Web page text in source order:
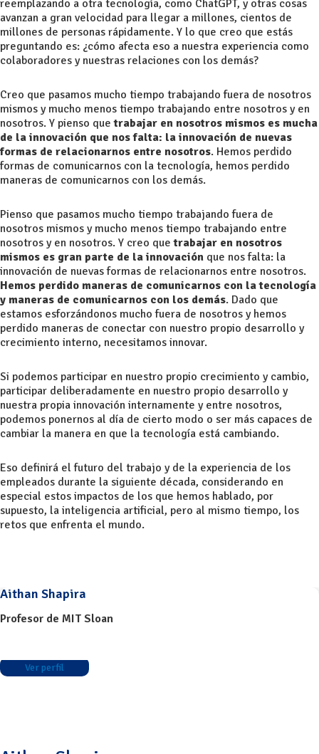
reemplazando a otra tecnología, como ChatGPT, y otras cosas
avanzan a gran velocidad para llegar a millones, cientos de
millones de personas rápidamente. Y lo que creo que estás
preguntando es: ¿cómo afecta eso a nuestra experiencia como
colaboradores y nuestras relaciones con los demás?
Creo que pasamos mucho tiempo trabajando fuera de nosotros
mismos y mucho menos tiempo trabajando entre nosotros y en
nosotros. Y pienso que trabajar en nosotros mismos es mucha
de la innovación que nos falta: la innovación de nuevas
formas de relacionarnos entre nosotros. Hemos perdido
formas de comunicarnos con la tecnología, hemos perdido
maneras de comunicarnos con los demás.
Pienso que pasamos mucho tiempo trabajando fuera de
nosotros mismos y mucho menos tiempo trabajando entre
nosotros y en nosotros. Y creo quetrabajar en nosotros
mismos es gran parte de la innovación que nos falta: la
innovación de nuevas formas de relacionarnos entre nosotros.
Hemos perdido maneras de comunicarnos con la tecnología
y maneras de comunicarnos con los demás. Dado que
estamos esforzándonos mucho fuera de nosotros y hemos
perdido maneras de conectar con nuestro propio desarrollo y
crecimiento interno, necesitamos innovar.
Si podemos participar en nuestro propio crecimiento y cambio,
participar deliberadamente en nuestro propio desarrollo y
nuestra propia innovación internamente y entre nosotros,
podemos ponernos al día de cierto modo o ser más capaces de
cambiar la manera en que la tecnología está cambiando.
Eso definirá el futuro del trabajo y de la experiencia de los
empleados durante la siguiente década, considerando en
especial estos impactos de los que hemos hablado, por
supuesto, la inteligencia artificial, pero al mismo tiempo, los
retos que enfrenta el mundo.
Aithan Shapira
Profesor de MIT Sloan
Ver perfil